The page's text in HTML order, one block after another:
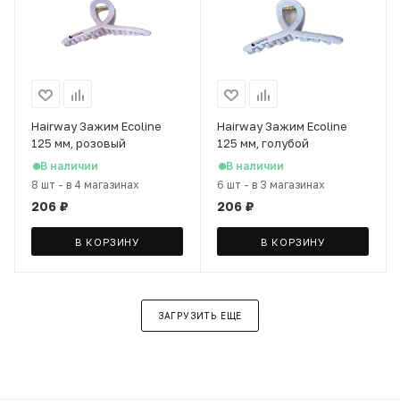
Hairway Зажим Ecoline
125 мм, розовый
В наличии
8 шт - в 4 магазинах
206 ₽
В КОРЗИНУ
Hairway Зажим Ecoline
125 мм, голубой
В наличии
6 шт - в 3 магазинах
206 ₽
В КОРЗИНУ
ЗАГРУЗИТЬ ЕЩЕ